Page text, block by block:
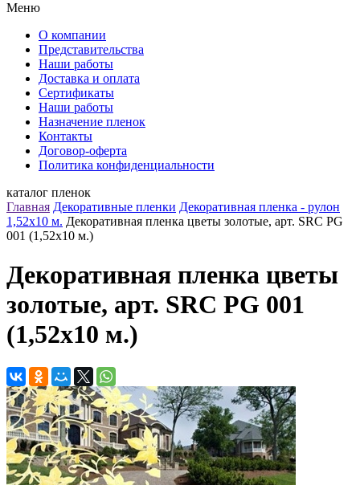
Меню
О компании
Представительства
Наши работы
Доставка и оплата
Сертификаты
Наши работы
Назначение пленок
Контакты
Договор-оферта
Политика конфиденциальности
каталог пленок
Главная Декоративные пленки Декоративная пленка - рулон
1,52х10 м. Декоративная пленка цветы золотые, арт. SRC PG
001 (1,52х10 м.)
Декоративная пленка цветы
золотые, арт. SRC PG 001
(1,52х10 м.)